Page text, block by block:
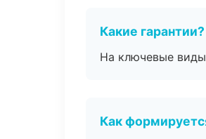
Какие гарантии?
На ключевые
Как